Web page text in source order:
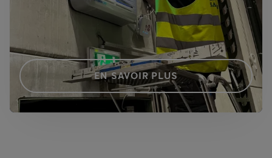
EN SAVOIR PLUS